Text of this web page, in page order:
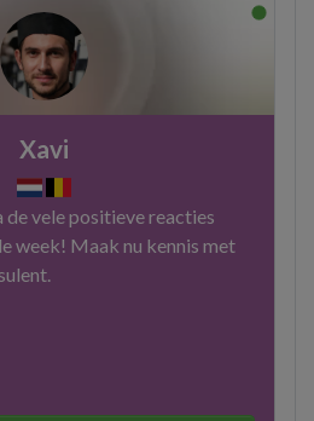
Xavi
de vele positieve reacties
week! Maak nu kennis met